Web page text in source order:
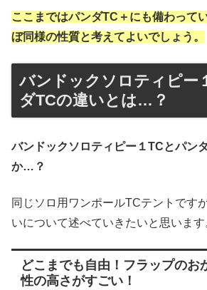
ここまではパンダTC＋にも備わって
ぼ同様の性質と考えてよいでしょう。
バンドックソロティピー
ダTCの違いとは…？
バンドックソロティピー１TCとパン
か…？
同じソロ用ワンポールTCテントです
いについて述べていきたいと思います
どこまでも自由！フラップのお
性の高さがすごい！